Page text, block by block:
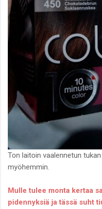
Ton laitoin vaalennetun
myöhemmin.
Mulle tulee monta kertaa
pidennyksiä ja tässä suht